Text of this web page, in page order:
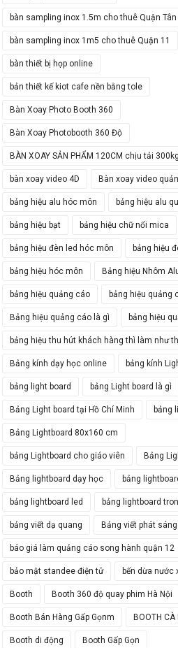
bàn sampling inox 1.5m cho thuê Quận Tân
bàn sampling inox 1m5 cho thuê Quận 11
bàn thiết bị họp online
bản thiết kế kiot cafe nền bằng tole
Bàn Xoay Photo Booth 360
Bàn Xoay Photobooth 360 Độ
BÀN XOAY SẢN PHẨM 120CM chịu tải 300kg
bàn xoay video 4D Bàn xoay video
bảng hiệu alu hóc môn bảng hiệu alu
bảng hiệu bạt bảng hiệu chữ nổi mica
bảng hiệu đèn led hóc môn bảng hiệu
bảng hiệu hóc môn Bảng hiệu Nhôm
bảng hiệu quảng cáo bảng hiệu quảng
Bảng hiệu quảng cáo là gì bảng hiệu
bảng hiệu thu hút khách hàng thì làm như
Bảng kính dạy học online bảng kính
bảng light board bảng Light board là gì
Bảng Light board tại Hồ Chí Minh bảng
Bảng Lightboard 80x160 cm
bảng Lightboard cho giáo viên Bảng
Bảng lightboard dạy học bảng
bảng lightboard led bảng lightboard
bảng viết dạ quang Bảng viết phát sáng
báo giá làm quảng cáo song hành quận 12
bảo mật standee điện tử bến dừa nước
Booth Booth 360 độ quay phim Hà Nội
Booth Bán Hàng Gấp Gọnm BOOTH CÀ
Booth di động Booth Gấp Gọn